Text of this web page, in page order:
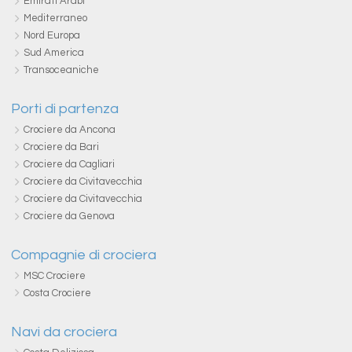
Mediterraneo
Nord Europa
Sud America
Transoceaniche
Porti di partenza
Crociere da Ancona
Crociere da Bari
Crociere da Cagliari
Crociere da Civitavecchia
Crociere da Civitavecchia
Crociere da Genova
Compagnie di crociera
MSC Crociere
Costa Crociere
Navi da crociera